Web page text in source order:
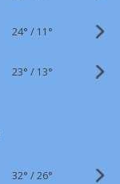
24° / 11°
23° / 13°
32° /26°